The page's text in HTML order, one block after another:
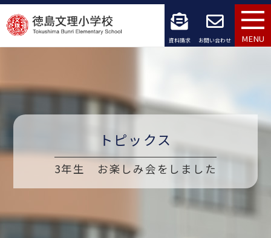
コ
ン
ン
ス
プ
資料請求 お問い合わせ MENU
トピックス
3年生 お楽しみ会をしました